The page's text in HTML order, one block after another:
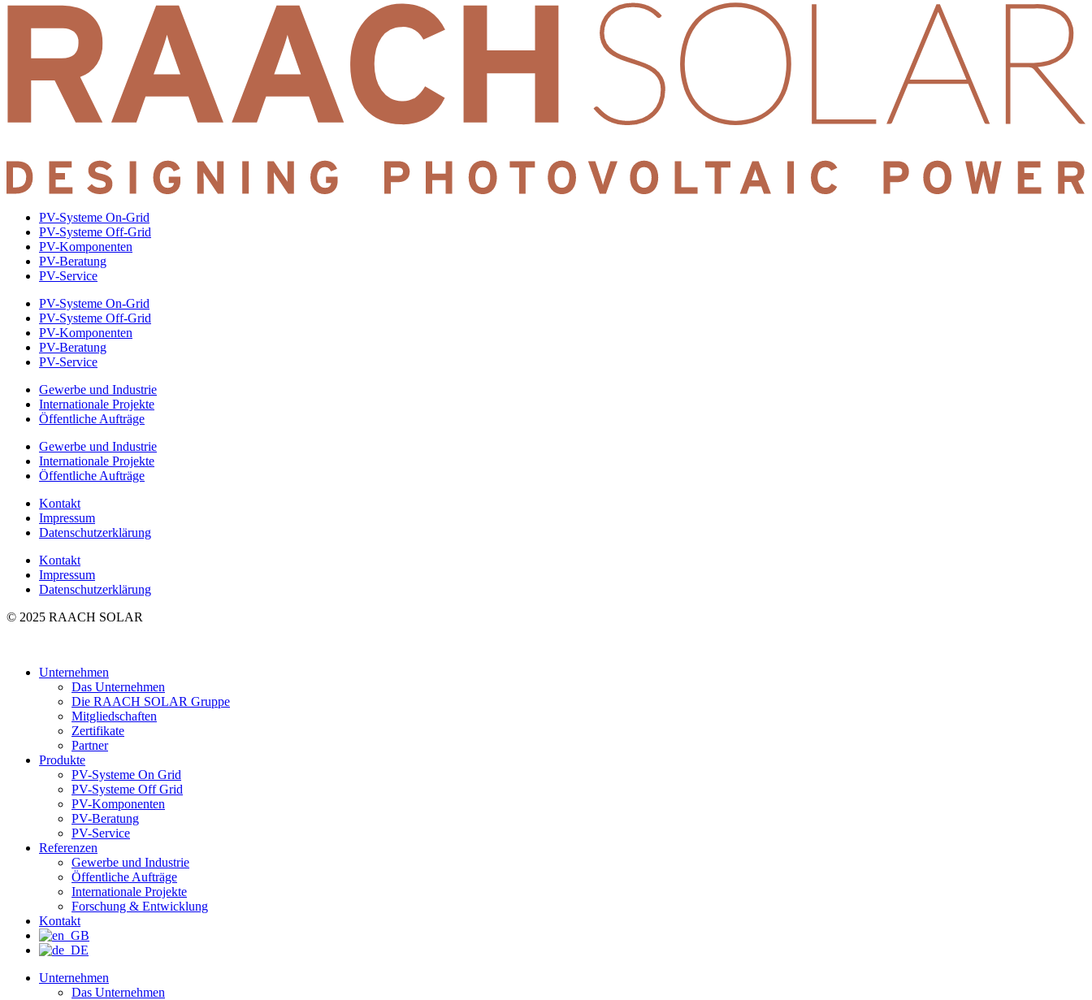
PV-Systeme On-Grid
PV-Systeme Off-Grid
PV-Komponenten
PV-Beratung
PV-Service
PV-Systeme On-Grid
PV-Systeme Off-Grid
PV-Komponenten
PV-Beratung
PV-Service
Gewerbe und Industrie
Internationale Projekte
Öffentliche Aufträge
Gewerbe und Industrie
Internationale Projekte
Öffentliche Aufträge
Kontakt
Impressum
Datenschutzerklärung
Kontakt
Impressum
Datenschutzerklärung
© 2025 RAACH SOLAR
Unternehmen
Das Unternehmen
Die RAACH SOLAR Gruppe
Mitgliedschaften
Zertifikate
Partner
Produkte
PV-Systeme On Grid
PV-Systeme Off Grid
PV-Komponenten
PV-Beratung
PV-Service
Referenzen
Gewerbe und Industrie
Öffentliche Aufträge
Internationale Projekte
Forschung & Entwicklung
Kontakt
Unternehmen
Das Unternehmen